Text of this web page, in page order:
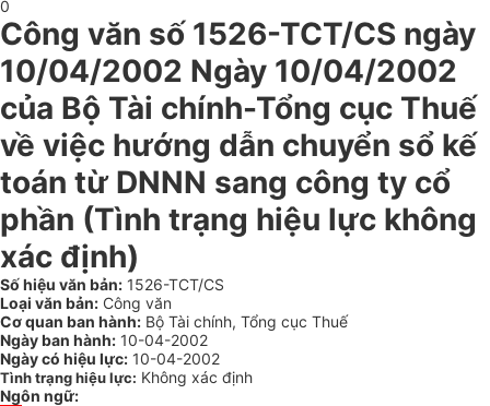
0
Công văn số 1526-TCT/CS ngày
10/04/2002 Ngày 10/04/2002
của Bộ Tài chính-Tổng cục Thuế
về việc hướng dẫn chuyển sổ kế
toán từ DNNN sang công ty cổ
phần (Tình trạng hiệu lực không
xác định)
Số hiệu văn bản: 1526-TCT/CS
Loại văn bản: Công văn
Cơ quan ban hành: Bộ Tài chính, Tổng cục Thuế
Ngày ban hành: 10-04-2002
Ngày có hiệu lực: 10-04-2002
Tình trạng hiệu lực: Không xác định
Ngôn ngữ: